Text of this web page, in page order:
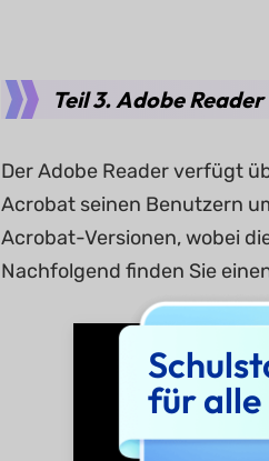
Teil 3. Adobe
Der Adobe Reader verfügt
Acrobat seinen Benutzern
Acrobat-Versionen, wobei
Nachfolgend finden Sie
für alle